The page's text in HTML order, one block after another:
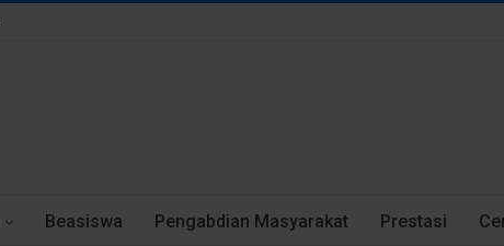
Beasiswa Pengabdian Masyarakat Prestasi